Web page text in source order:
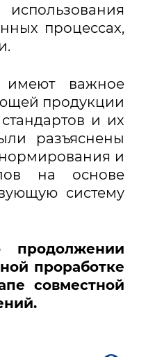
процессах,
имеют важное
продукции
и их
разъяснены
нормирования и
на основе
систему
продолжении
проработке
совместной